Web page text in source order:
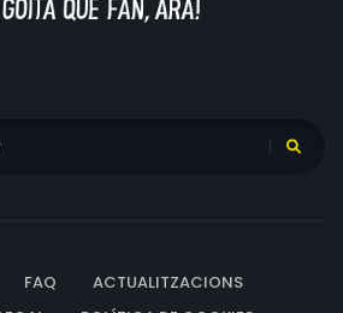
FAQ
ACTUALITZACIONS